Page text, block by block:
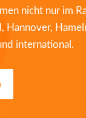
nicht nur im
Hannover,
international.